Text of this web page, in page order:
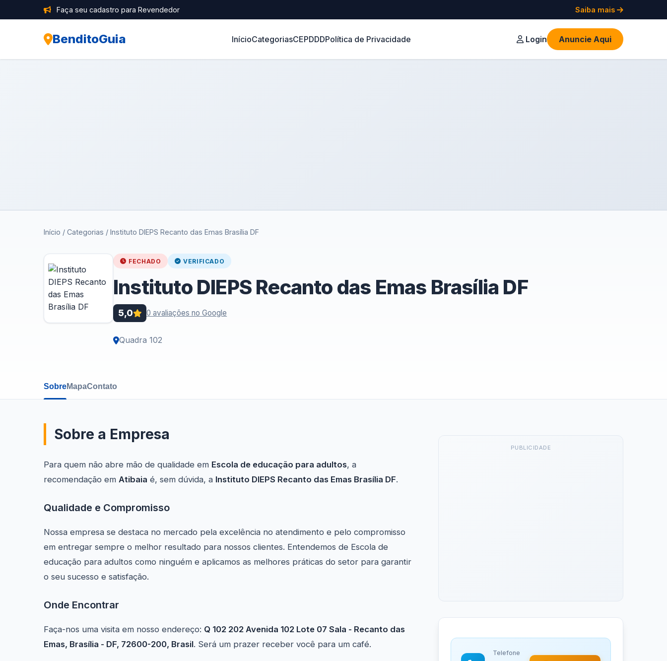
Faça seu cadastro para Revendedor Saiba mais
BenditoGuia InícioCategoriasCEPDDDPolítica de Privacidade Login Anuncie Aqui
Início / Categorias / Instituto DIEPS Recanto das Emas Brasília DF
FECHADO VERIFICADO
Instituto DIEPS Recanto das Emas Brasília DF
5,0 0 avaliações no Google
Quadra 102
SobreMapaContato
Sobre a Empresa
Para quem não abre mão de qualidade em Escola de educação para adultos, a
recomendação em Atibaia é, sem dúvida, a Instituto DIEPS Recanto das Emas Brasília DF.
Qualidade e Compromisso
Nossa empresa se destaca no mercado pela excelência no atendimento e pelo compromisso
em entregar sempre o melhor resultado para nossos clientes. Entendemos de Escola de
educação para adultos como ninguém e aplicamos as melhores práticas do setor para garantir
o seu sucesso e satisfação.
Onde Encontrar
Faça-nos uma visita em nosso endereço: Q 102 202 Avenida 102 Lote 07 Sala - Recanto das
Emas, Brasília - DF, 72600-200, Brasil. Será um prazer receber você para um café.
PUBLICIDADE
Telefone